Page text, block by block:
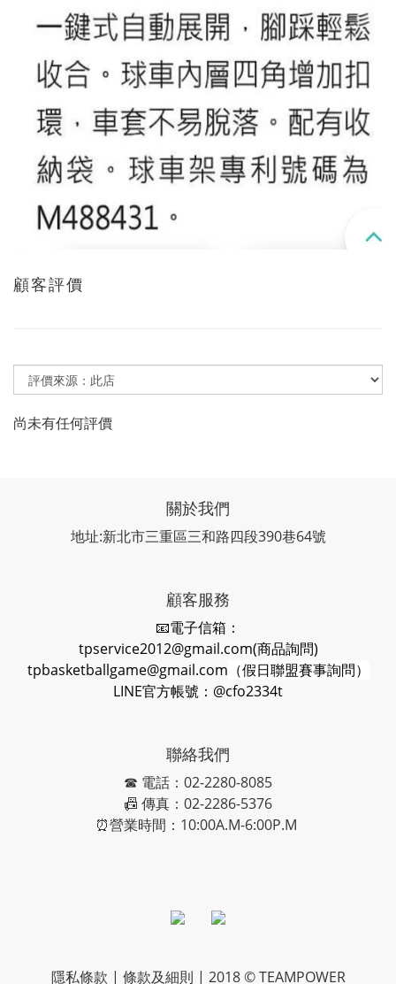
顧客評價
尚未有任何評價
關於我們
地址:新北市三重區三和路四段390巷64號
顧客服務
📧電子信箱：
tpservice2012@gmail.com(商品詢問)
tpbasketballgame@gmail.com （假日聯盟賽事詢問）
LINE官方帳號：@cfo2334t
聯絡我們
☎ 電話：02-2280-8085
📠 傳真：02-2286-5376
⏰營業時間：10:00A.M-6:00P.M
隱私條款 | 條款及細則 | 2018 © TEAMPOWER